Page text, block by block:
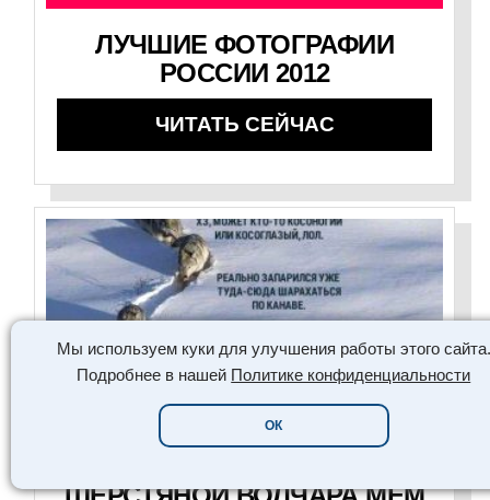
Мы используем куки для улучшения работы этого сайта.
Подробнее в нашей Политике конфиденциальности
ОК
ЛУЧШИЕ ФОТОГРАФИИ
РОССИИ 2012
ЧИТАТЬ СЕЙЧАС
PLATINUM COLLECTION